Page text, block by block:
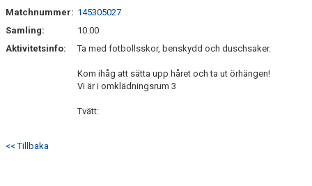
Matchnummer: 145305027
Samling:
10:00
Aktivitetsinfo:
Ta med fotbollsskor, benskydd och duschsaker.
Kom ihåg att sätta upp håret och ta ut örhängen!
Vi är i omklädningsrum 3
Tvätt:
<< Tillbaka